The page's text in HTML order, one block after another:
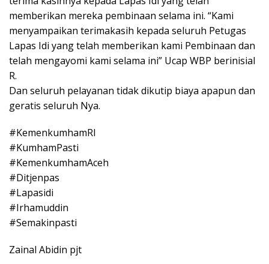
memberikan mereka pembinaan selama ini. “Kami
menyampaikan terimakasih kepada seluruh Petugas
Lapas Idi yang telah memberikan kami Pembinaan dan
telah mengayomi kami selama ini” Ucap WBP berinisial
R.
Dan seluruh pelayanan tidak dikutip biaya apapun dan
geratis seluruh Nya.
#KemenkumhamRI
#KumhamPasti
#KemenkumhamAceh
#Ditjenpas
#Lapasidi
#Irhamuddin
#Semakinpasti
Zainal Abidin pjt